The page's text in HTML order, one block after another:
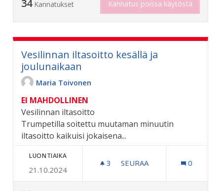
34 Kannatukset Kannatus poissa käytöstä
Vesilinnan iltasoitto kesällä ja
joulunaikaan
Maria Toivonen
EI MAHDOLLINEN
Vesilinnan iltasoitto
Trumpetilla soitettu muutaman minuutin
iltasoitto kaikuisi jokaisena...
LUONTIAIKA
21.10.2024
3 3 SEURAAJAA
SEURAA 0